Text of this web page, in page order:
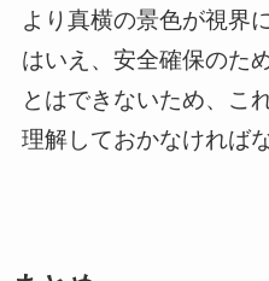
より真横の景色が視界
はいえ、安全確保のた
とはできないため、こ
理解しておかなければ